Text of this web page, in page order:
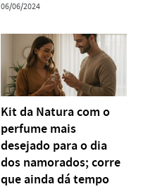
06/06/2024
Kit da Natura com o
perfume mais
desejado para o dia
dos namorados; corre
que ainda dá tempo